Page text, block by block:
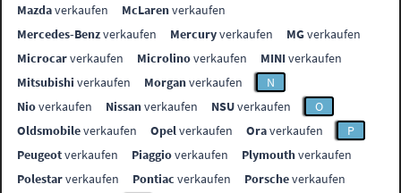
Mazdaverkaufen McLarenverkaufen
Mercedes-Benzverkaufen Mercuryverkaufen MGverkaufen
Microcarverkaufen Microlinoverkaufen MINIverkaufen
Mitsubishi verkaufen Morganverkaufen
N
Nioverkaufen Nissanverkaufen NSUverkaufen
O
Oldsmobileverkaufen Opelverkaufen Oraverkaufen
P
Peugeotverkaufen Piaggioverkaufen Plymouthverkaufen
Polestarverkaufen Pontiac verkaufen Porscheverkaufen